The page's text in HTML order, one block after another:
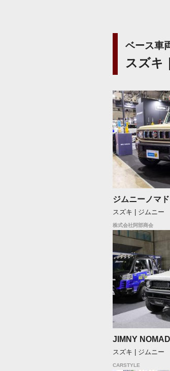
ベース車
スズキ
ジムニーノマ
スズキ | ジムニー
株式会社阿部商会
JIMNY
スズキ | ジムニー
CARSTYLE